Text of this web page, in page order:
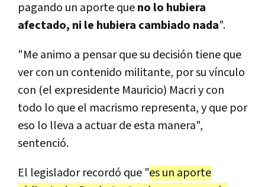
pagando un aporte queno lo hubiera
afectado, ni le hubiera cambiado nada".
"Me animo a pensar que su decisión tiene que
ver con un contenido militante, por su vínculo
con (el expresidente Mauricio) Macri y con
todo lo que el macrismo representa, y que por
eso lo lleva a actuar de esta manera",
sentenció.
El legislador recordó que "es un aporte